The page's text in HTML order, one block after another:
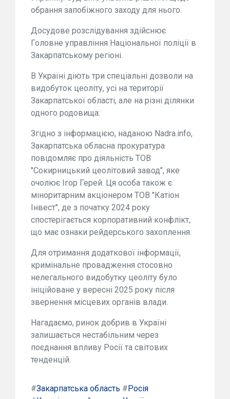
обрання запобіжного заходу для нього.
Досудове розслідування здійснює
Головне управління Національної поліції в
Закарпатському регіоні.
В Україні діють три спеціальні дозволи на
видобуток цеоліту, усі на території
Закарпатської області, але на різні ділянки
одного родовища:
Згідно з інформацією, наданою Nadra.info,
Закарпатська обласна прокуратура
повідомляє про діяльність ТОВ
"Сокирницький цеолітовий завод", яке
очолює Ігор Герей. Ця особа також є
міноритарним акціонером ТОВ "Катіон
Інвест", де з початку 2024 року
спостерігається корпоративний конфлікт,
що має ознаки рейдерського захоплення.
Для отримання додаткової інформації,
кримінальне провадження стосовно
нелегального видобутку цеоліту було
ініційоване у вересні 2025 року після
звернення місцевих органів влади.
Нагадаємо, ринок добрив в Україні
залишається нестабільним через
поєднання впливу Росії та світових
тенденцій.
#Закарпатська область # Росія